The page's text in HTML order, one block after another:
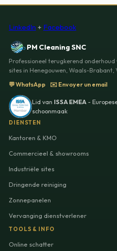
LinkedIn + Facebook
PM Cleaning SNC
Professioneel terugkerend
sites in Henegouwen, Waals-
💬 WhatsApp
✉️ Envoyer un email
Lid van ISSA EMEA -
schoonmaak
DIENSTEN
Kantoren & KMO
Commercieel & showrooms
Industriële sites
Dringende reiniging
Zonnepanelen
Vervanging dienstverlener
TOOLS & INFO
Online schatter